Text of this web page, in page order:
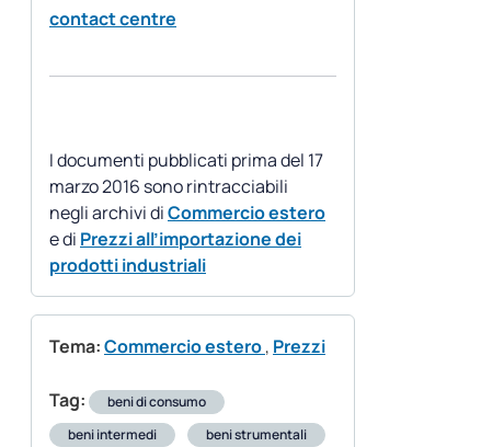
contact centre
I documenti pubblicati prima del 17
marzo 2016 sono rintracciabili
negli archivi diCommercio estero
e di Prezzi all’importazione dei
prodotti industriali
Tema:Commercio estero, Prezzi
Tag:
beni di consumo
beni intermedi
beni strumentali